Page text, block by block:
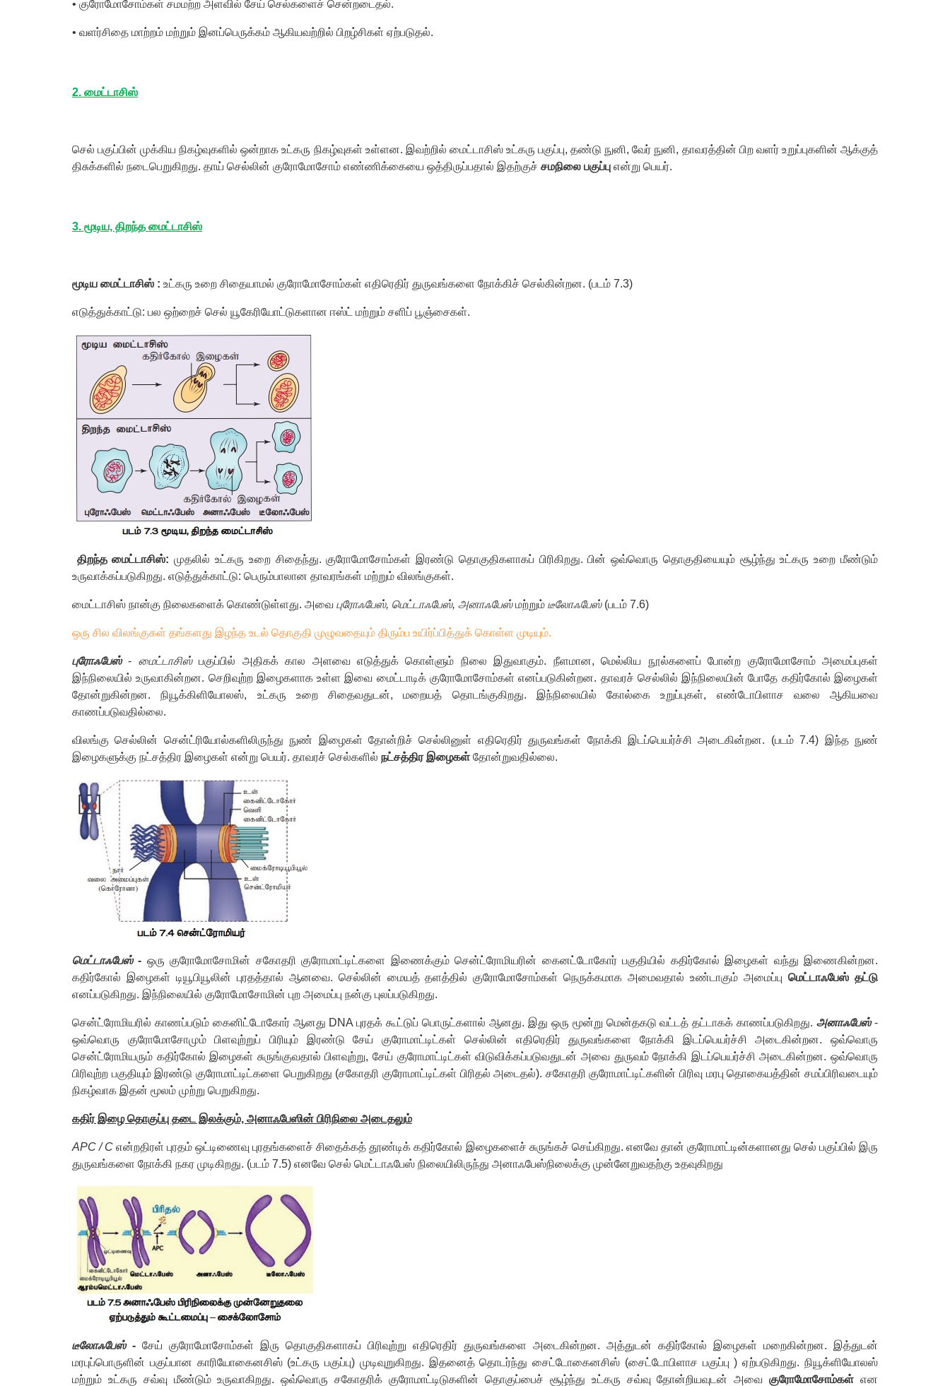
• குரோமோசோம்கள் சமமற்ற அளவில் சேய் செல்களைச் சென்றடைதல்.
• வளர்சிதை மாற்றம் மற்றும் இனப்பெருக்கம் ஆகியவற்றில் பிறழ்சிகள் ஏற்படுதல்.
2. மைட்டாசிஸ்
செல் பகுப்பின் முக்கிய நிகழ்வுகளில் ஒன்றாக உட்கரு நிகழ்வுகள் உள்ளன. இவற்றில் மைட்டாசிஸ் உட்கரு பகுப்பு, தண்டு நுனி, வேர் நுனி, தாவரத்தின் பிற வளர் உறுப்புகளின் ஆக்குத்
திசுக்களில் நடைபெறுகிறது. தாய் செல்லின் குரோமோசோம் எண்ணிக்கையை ஒத்திருப்பதால் இதற்குச் சமநிலை பகுப்பு என்று பெயர்.
3. மூடிய, திறந்த மைட்டாசிஸ்
மூடிய மைட்டாசிஸ் : உட்கரு உறை சிதையாமல் குரோமோசோம்கள் எதிரெதிர் துருவங்களை நோக்கிச் செல்கின்றன. (படம் 7.3)
எடுத்துக்காட்டு: பல ஒற்றைச் செல் யூகேரியோட்டுகளான ஈஸ்ட் மற்றும் சளிப் பூஞ்சைகள்.
திறந்த மைட்டாசிஸ்: முதலில் உட்கரு உறை சிதைந்து. குரோமோசோம்கள் இரண்டு தொகுதிகளாகப் பிரிகிறது. பின் ஒவ்வொரு தொகுதியையும் சூழ்ந்து உட்கரு உறை மீண்டும்
உருவாக்கப்படுகிறது. எடுத்துக்காட்டு: பெரும்பாலான தாவரங்கள் மற்றும் விலங்குகள்.
மைட்டாசிஸ் நான்கு நிலைகளைக் கொண்டுள்ளது. அவை புரோஃபேஸ், மெட்டாஃபேஸ், அனாஃபேஸ்மற்றும் டீலோஃபேஸ்(படம் 7.6)
ஒரு சில விலங்குகள் தங்களது இழந்த உடல் தொகுதி முழுவதையும் திரும்ப உயிர்ப்பித்துக் கொள்ள முடியும்.
புரோஃபேஸ்- மைட்டாசிஸ்பகுப்பில் அதிகக் கால அளவை எடுத்துக் கொள்ளும் நிலை இதுவாகும். நீளமான, மெல்லிய நூல்களைப் போன்ற குரோமோசோம் அமைப்புகள்
இந்நிலையில் உருவாகின்றன. செறிவுற்ற இழைகளாக உள்ள இவை மைட்டாடிக் குரோமோசோம்கள் எனப்படுகின்றன. தாவரச் செல்லில் இந்நிலையின் போதே கதிர்கோல் இழைகள்
தோன்றுகின்றன. நியூக்கிளியோலஸ், உட்கரு உறை சிதைவதுடன், மறையத் தொடங்குகிறது. இந்நிலையில் கோல்கை உறுப்புகள், எண்டோபிளாச வலை ஆகியவை
காணப்படுவதில்லை.
விலங்கு செல்லின் சென்ட்ரியோல்களிலிருந்து நுண் இழைகள் தோன்றிச் செல்லினுள் எதிரெதிர் துருவங்கள் நோக்கி இடப்பெயர்ச்சி அடைகின்றன. (படம் 7.4) இந்த நுண்
இழைகளுக்கு நட்சத்திர இழைகள் என்று பெயர். தாவரச் செல்களில் நட்சத்திர இழைகள் தோன்றுவதில்லை.
மெட்டாஃபேஸ்- ஒரு குரோமோசோமின் சகோதரி குரோமாட்டிட்களை இணைக்கும் சென்ட்ரோமியரின் கைனட்டோகோர் பகுதியில் கதிர்கோல் இழைகள் வந்து இணைகின்றன.
கதிர்கோல் இழைகள் டியூபியூலின் புரதத்தால் ஆனவை. செல்லின் மையத் தளத்தில் குரோமோசோம்கள் நெருக்கமாக அமைவதால் உண்டாகும் அமைப்புமெட்டாஃபேஸ் தட்டு
எனப்படுகிறது. இந்நிலையில் குரோமோசோமின் புற அமைப்பு நன்கு புலப்படுகிறது.
சென்ட்ரோமியரில் காணப்படும் கைனிட்டோகோர் ஆனது DNA புரதக் கூட்டுப் பொருட்களால் ஆனது. இது ஒரு மூன்று மென்தகடு வட்டத் தட்டாகக் காணப்படுகிறது.அனாஃபேஸ்-
ஒவ்வொரு குரோமோசோமும் பிளவுற்றுப் பிரியும் இரண்டு சேய் குரோமாட்டிட்கள் செல்லின் எதிரெதிர் துருவங்களை நோக்கி இடப்பெயர்ச்சி அடைகின்றன. ஒவ்வொரு
சென்ட்ரோமியரும் கதிர்கோல் இழைகள் சுருங்குவதால் பிளவுற்று, சேய் குரோமாட்டிட்கள் விடுவிக்கப்படுவதுடன் அவை துருவம் நோக்கி இடப்பெயர்ச்சி அடைகின்றன. ஒவ்வொரு
பிரிவுற்ற பகுதியும் இரண்டு குரோமாட்டிட்களை பெறுகிறது (சகோதரி குரோமாட்டிட்கள் பிரிதல் அடைதல்). சகோதரி குரோமாட்டிட்களின் பிரிவு மரபு தொகையத்தின் சமப்பிரிவடையும்
நிகழ்வாக இதன் மூலம் முற்று பெறுகிறது.
கதிர் இழை தொகுப்பு தடை இலக்கும், அனாஃபேஸின் பிரிநிலை அடைதலும்
APC / C என்றதிரள் புரதம் ஒட்டிணைவு புரதங்களைச் சிதைக்கத் தூண்டிக் கதிர்கோல் இழைகளைச் சுருங்கச் செய்கிறது. எனவே தான் குரோமாட்டின்களானது செல் பகுப்பில் இரு
துருவங்களை நோக்கி நகர முடிகிறது. (படம் 7.5) எனவே செல் மெட்டாஃபேஸ் நிலையிலிருந்து அனாஃபேஸ்நிலைக்கு முன்னேறுவதற்கு உதவுகிறது
டீலோஃபேஸ்-சேய் குரோமோசோம்கள் இரு தொகுதிகளாகப் பிரிவுற்று எதிரெதிர் துருவங்களை அடைகின்றன. அத்துடன் கதிர்கோல் இழைகள் மறைகின்றன. இத்துடன்
மரபுப்பொருளின் பகுப்பான காரியோகைனசிஸ் (உட்கரு பகுப்பு) முடிவுறுகிறது. இதனைத் தொடர்ந்து சைட்டோகைனசிஸ் (சைட்டோபிளாச பகுப்பு ) ஏற்படுகிறது. நியூக்ளியோலஸ்
மற்றும் உட்கரு சவ்வு மீண்டும் உருவாகிறது. ஒவ்வொரு சகோதரிக் குரோமாட்டிடுகளின் தொகுப்பைச் சூழ்ந்து உட்கரு சவ்வு தோன்றியவுடன் அவைகுரோமோசோம்கள் என